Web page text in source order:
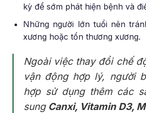
kỳ để sớm phát hiện bệnh và
Những người lớn tuổi nên
xương hoặc tổn thương xương.
Ngoài việc thay đổi chế
vận động hợp lý, người
hợp sử dụng thêm các
sung Canxi, Vitamin D3,